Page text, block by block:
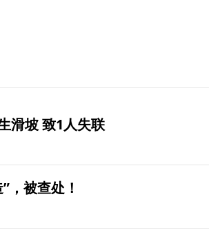
滑坡 致1人失联
，被查处！